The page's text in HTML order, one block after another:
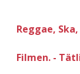
Reggae,
Filmen. -